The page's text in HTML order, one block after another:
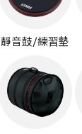
靜音鼓/練習墊